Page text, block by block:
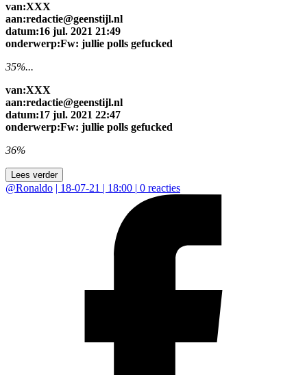
van:XXX
aan:redactie@geenstijl.nl
datum:16 jul. 2021 21:49
onderwerp:Fw: jullie polls gefucked
35%...
van:XXX
aan:redactie@geenstijl.nl
datum:17 jul. 2021 22:47
onderwerp:Fw: jullie polls gefucked
36%
Lees verder
@Ronaldo | 18-07-21 | 18:00 | 0 reacties